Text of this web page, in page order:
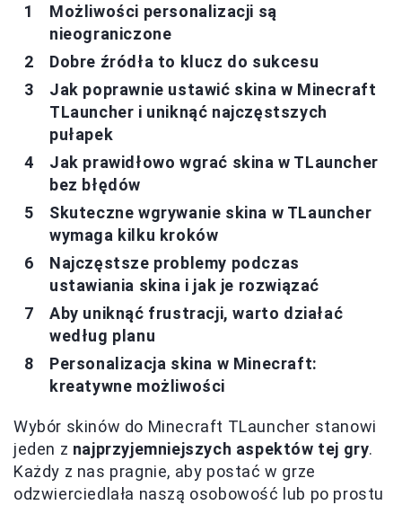
Możliwości personalizacji są
nieograniczone
Dobre źródła to klucz do sukcesu
Jak poprawnie ustawić skina w Minecraft
TLauncher i uniknąć najczęstszych
pułapek
Jak prawidłowo wgrać skina w TLauncher
bez błędów
Skuteczne wgrywanie skina w TLauncher
wymaga kilku kroków
Najczęstsze problemy podczas
ustawiania skina i jak je rozwiązać
Aby uniknąć frustracji, warto działać
według planu
Personalizacja skina w Minecraft:
kreatywne możliwości
Wybór skinów do Minecraft TLauncher stanowi
jeden z najprzyjemniejszych aspektów tej gry.
Każdy z nas pragnie, aby postać w grze
odzwierciedlała naszą osobowość lub po prostu